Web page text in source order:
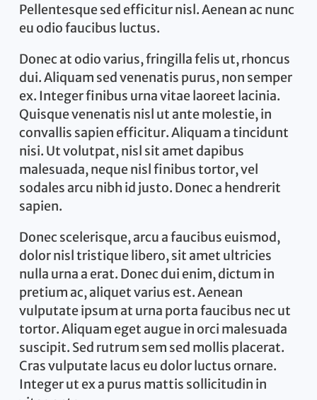
Pellentesque sed efficitur nisl. Aenean ac nunc
eu odio faucibus luctus.
Donec at odio varius, fringilla felis ut, rhoncus
dui. Aliquam sed venenatis purus, non semper
ex. Integer finibus urna vitae laoreet lacinia.
Quisque venenatis nisl ut ante molestie, in
convallis sapien efficitur. Aliquam a tincidunt
nisi. Ut volutpat, nisl sit amet dapibus
malesuada, neque nisl finibus tortor, vel
sodales arcu nibh id justo. Donec a hendrerit
sapien.
Donec scelerisque, arcu a faucibus euismod,
dolor nisl tristique libero, sit amet ultricies
nulla urna a erat. Donec dui enim, dictum in
pretium ac, aliquet varius est. Aenean
vulputate ipsum at urna porta faucibus nec ut
tortor. Aliquam eget augue in orci malesuada
suscipit. Sed rutrum sem sed mollis placerat.
Cras vulputate lacus eu dolor luctus ornare.
Integer ut ex a purus mattis sollicitudin in